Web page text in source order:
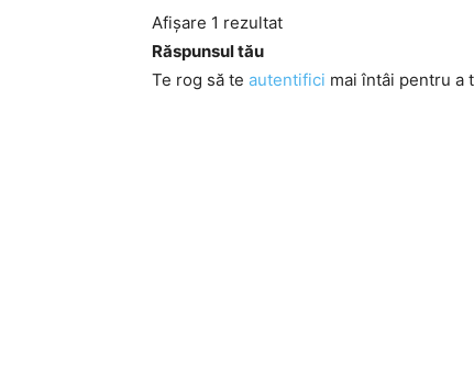
Afișare 1 rezultat
Răspunsul tău
Te rog să te autentifici mai întâi pentru a